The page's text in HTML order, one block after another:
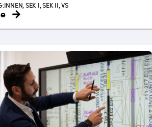
SEK I, SEK II, VS